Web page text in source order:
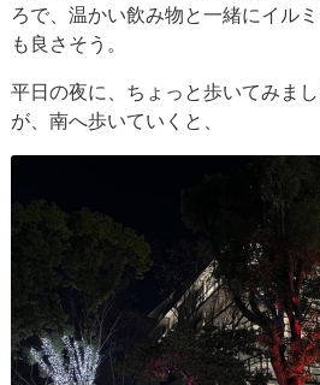
ろで、温かい飲み物と一緒にイル
も良さそう。
平日の夜に、ちょっと歩いてみま
が、南へ歩いていくと、